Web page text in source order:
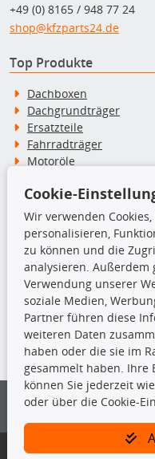
+49 (0) 8165 / 948 77 24
shop@kfzparts24.de
Top Produkte
Dachboxen
Dachgrundträger
Ersatzteile
Fahrradträger
Motoröle
Schneeketten
TecDoc Inside
Die hier angezeigten Daten
nicht kopiert werden.
Es ist zu unterlassen, die
vorherige Zustimmung von
und/oder diese Handlungen
Bitte prüfen Sie, ob das über
Cookie-
Wir verwenden
personalisieren,
zu können und die
analysieren.
Verwendung unserer
soziale Medien,
Partner führen diese
weiteren Daten
haben oder die sie im
gesammelt haben. Ihre
können Sie jederzeit
oder über die Cookie-